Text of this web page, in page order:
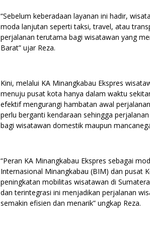
“Sebelum keberadaan layanan ini hadir,
moda lanjutan seperti taksi, travel, atau
perjalanan terutama bagi wisatawan yang
Barat” ujar Reza.
Kini, melalui KA Minangkabau Ekspres
menuju pusat kota hanya dalam waktu
efektif mengurangi hambatan awal
perlu berganti kendaraan sehingga
bagi wisatawan domestik maupun
“Peran KA Minangkabau Ekspres sebagai
Internasional Minangkabau (BIM) dan pusat
peningkatan mobilitas wisatawan di
dan terintegrasi ini menjadikan perjalanan
semakin efisien dan menarik” ungkap Reza.